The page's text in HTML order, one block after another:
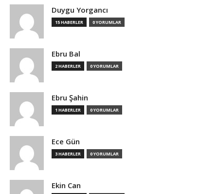
Duygu Yorgancı
15 HABERLER 0 YORUMLAR
Ebru Bal
2 HABERLER 0 YORUMLAR
Ebru Şahin
1 HABERLER 0 YORUMLAR
Ece Gün
3 HABERLER 0 YORUMLAR
Ekin Can